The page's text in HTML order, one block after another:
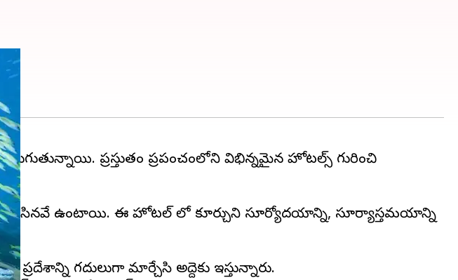
ప్రస్తుతం ప్రపంచంలోని విభిన్నమైన హోటల్స్ గురించి
చేసినవే ఉంటాయి. ఈ హోటల్ లో కూర్చుని సూర్యోదయాన్ని, సూర్యాస్తమయాన్ని
గదులుగా మార్చేసి అద్దెకు ఇస్తున్నారు.